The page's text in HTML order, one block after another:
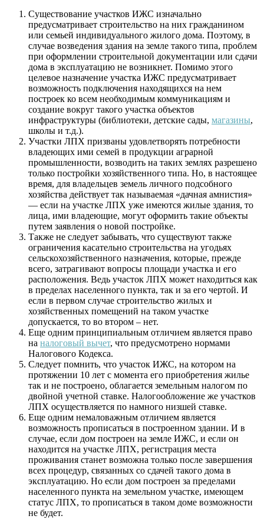
Существование участков ИЖС изначально
предусматривает строительство на них гражданином
или семьей индивидуального жилого дома. Поэтому, в
случае возведения здания на земле такого типа, проблем
при оформлении строительной документации или сдачи
дома в эксплуатацию не возникнет. Помимо этого
целевое назначение участка ИЖС предусматривает
возможность подключения находящихся на нем
построек ко всем необходимым коммуникациям и
создание вокруг такого участка объектов
инфраструктуры (библиотеки, детские сады, магазины,
школы и т.д.).
Участки ЛПХ призваны удовлетворять потребности
владеющих ими семей в продукции аграрной
промышленности, возводить на таких землях разрешено
только постройки хозяйственного типа. Но, в настоящее
время, для владельцев земель личного подсобного
хозяйства действует так называемая «дачная амнистия»
— если на участке ЛПХ уже имеются жилые здания, то
лица, ими владеющие, могут оформить такие объекты
путем заявления о новой постройке.
Также не следует забывать, что существуют также
ограничения касательно строительства на угодьях
сельскохозяйственного назначения, которые, прежде
всего, затрагивают вопросы площади участка и его
расположения. Ведь участок ЛПХ может находиться как
в пределах населенного пункта, так и за его чертой. И
если в первом случае строительство жилых и
хозяйственных помещений на таком участке
допускается, то во втором – нет.
Еще одним принципиальным отличием является право
на налоговый вычет, что предусмотрено нормами
Налогового Кодекса.
Следует помнить, что участок ИЖС, на котором на
протяжении 10 лет с момента его приобретения жилье
так и не построено, облагается земельным налогом по
двойной учетной ставке. Налогообложение же участков
ЛПХ осуществляется по намного низшей ставке.
Еще одним немаловажным отличием является
возможность прописаться в построенном здании. И в
случае, если дом построен на земле ИЖС, и если он
находится на участке ЛПХ, регистрация места
проживания станет возможна только после завершения
всех процедур, связанных со сдачей такого дома в
эксплуатацию. Но если дом построен за пределами
населенного пункта на земельном участке, имеющем
статус ЛПХ, то прописаться в таком доме возможности
не будет.